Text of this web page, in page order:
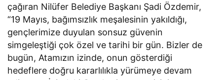
çağıran Nilüfer Belediye Başkanı Şadi Özdemir,
“19 Mayıs, bağımsızlık meşalesinin yakıldığı,
gençlerimize duyulan sonsuz güvenin
simgeleştiği çok özel ve tarihi bir gün. Bizler de
bugün, Atamızın izinde, onun gösterdiği
hedeflere doğru kararlılıkla yürümeye devam